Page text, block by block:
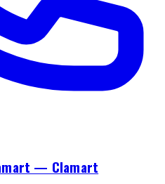
— Clamart